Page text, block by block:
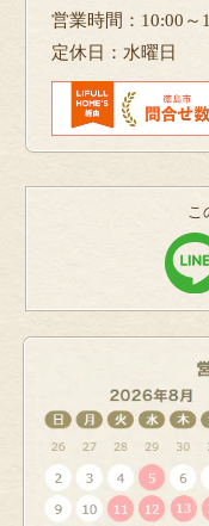
営業時間：10:00～
定休日：水曜日
こ